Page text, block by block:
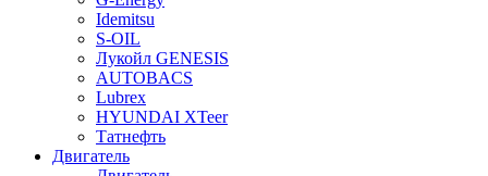
Idemitsu
S-OIL
Лукойл GENESIS
AUTOBACS
Lubrex
HYUNDAI XTeer
Татнефть
Двигатель